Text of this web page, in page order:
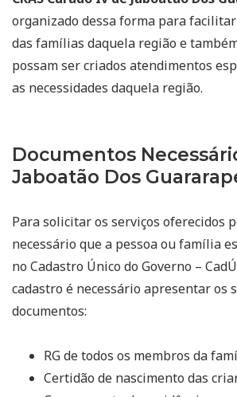
organizado dessa forma para
das famílias daquela região e
possam ser criados atendimentos
as necessidades daquela região.
Documentos
Jaboatão Dos
Para solicitar os serviços oferecidos
necessário que a pessoa ou família
no Cadastro Único do Governo –
cadastro é necessário apresentar os
documentos:
RG de todos os membros da
Certidão de nascimento das